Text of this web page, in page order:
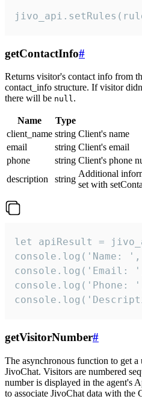
getContactInfo#
Returns visitor's contact info from
contact_info structure. If visitor
there will be null.
Name Type
client_name string Client's name
email
string Client's email
phone
string Client's phone
description
string
Additional
set with
let apiResult =
console.log('Name:
console.log('Email:
console.log('Phone:
getVisitorNumber#
The asynchronous function to get
JivoChat. Visitors are numbered
number is displayed in the agent's
to associate JivoChat data with the